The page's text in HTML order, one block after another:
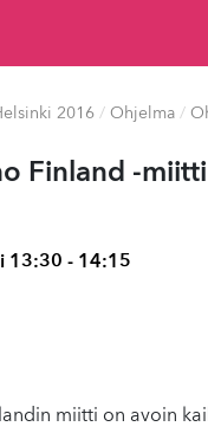
2016 / Ohjelma /
Finland -miitti
13:30 - 14:15
miitti on avoin